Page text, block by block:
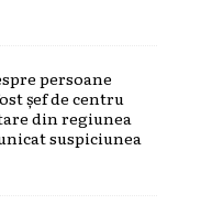
persoane
șef de centru
din regiunea
suspiciunea